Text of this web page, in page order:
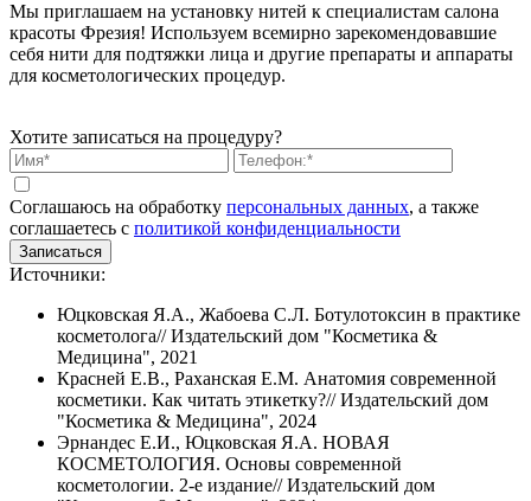
Мы приглашаем на установку нитей к специалистам салона
красоты Фрезия! Используем всемирно зарекомендовавшие
себя нити для подтяжки лица и другие препараты и аппараты
для косметологических процедур.
Хотите записаться на процедуру?
Соглашаюсь на обработку персональных данных, а также
соглашаетесь c политикой конфиденциальности
Записаться
Источники:
Юцковская Я.А., Жабоева С.Л. Ботулотоксин в практике
косметолога// Издательский дом "Косметика &
Медицина", 2021
Красней Е.В., Раханская Е.М. Анатомия современной
косметики. Как читать этикетку?// Издательский дом
"Косметика & Медицина", 2024
Эрнандес Е.И., Юцковская Я.А. НОВАЯ
КОСМЕТОЛОГИЯ. Основы современной
косметологии. 2-е издание// Издательский дом